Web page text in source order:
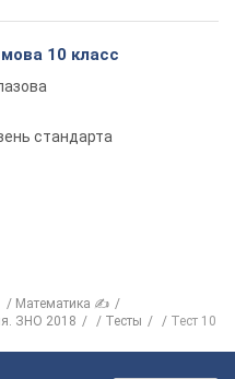
10 класс
стандарта
Математика ✍
ЗНО 2018
Тесты Тест 10